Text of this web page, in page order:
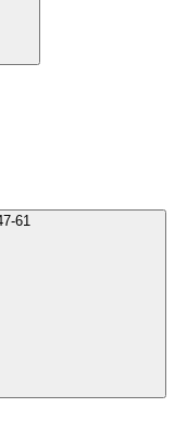
+7 (910) 799-47-61